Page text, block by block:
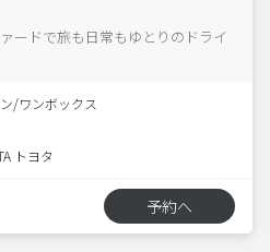
ードで旅も日常もゆとりのドライ
/ワンボックス
トヨタ
予約へ